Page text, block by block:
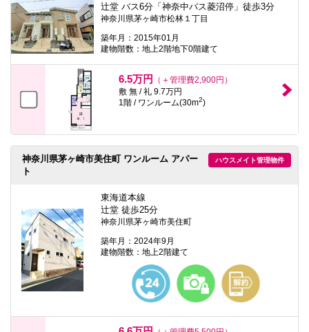
辻堂 バス6分「神奈中バス菱沼停」徒歩3分
神奈川県茅ヶ崎市松林１丁目
築年月：2015年01月
建物階数：地上2階地下0階建て
6.5万円
（＋管理費2,900円）
敷 無 / 礼 9.7万円
1階 / ワンルーム(30m2)
ハウスメイト管理物件
神奈川県茅ヶ崎市美住町 ワンルーム アパー
ト
東海道本線
辻堂 徒歩25分
神奈川県茅ヶ崎市美住町
築年月：2024年9月
建物階数：地上2階建て